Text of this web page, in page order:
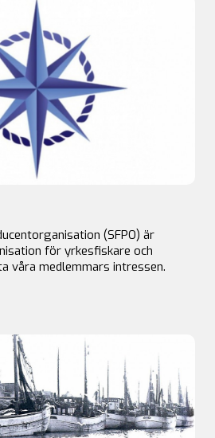
(SFPO) är
för yrkesfiskare och
våra medlemmars intressen.